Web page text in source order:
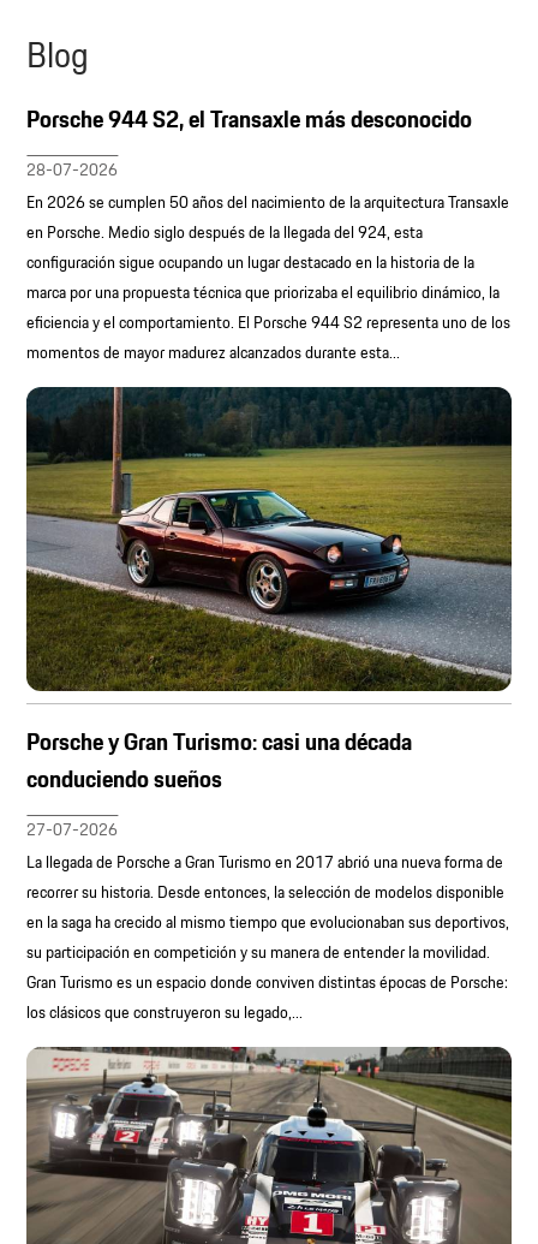
Blog
Porsche 944 S2, el Transaxle más desconocido
28-07-2026
En 2026 se cumplen 50 años del nacimiento de la arquitectura Transaxle
en Porsche. Medio siglo después de la llegada del 924, esta
configuración sigue ocupando un lugar destacado en la historia de la
marca por una propuesta técnica que priorizaba el equilibrio dinámico, la
eficiencia y el comportamiento. El Porsche 944 S2 representa uno de los
momentos de mayor madurez alcanzados durante esta...
Porsche y Gran Turismo: casi una década
conduciendo sueños
27-07-2026
La llegada de Porsche a Gran Turismo en 2017 abrió una nueva forma de
recorrer su historia. Desde entonces, la selección de modelos disponible
en la saga ha crecido al mismo tiempo que evolucionaban sus deportivos,
su participación en competición y su manera de entender la movilidad.
Gran Turismo es un espacio donde conviven distintas épocas de Porsche:
los clásicos que construyeron su legado,...